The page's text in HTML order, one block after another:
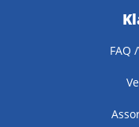
FAQ